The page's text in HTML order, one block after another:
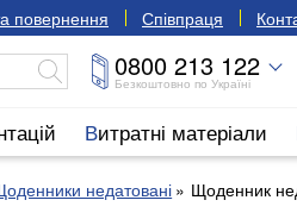
повернення Співпраця
0800 213 122
Безкоштовно по Україні
Витратні матеріали
недатовані Щоденник